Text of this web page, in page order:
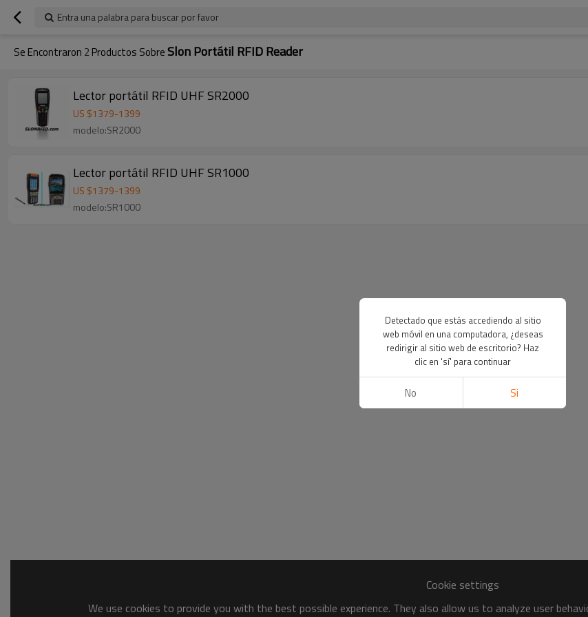
Entra una palabra para buscar por favor
Se Encontraron 2 Productos SobreSlon Portátil RFID Reader
Lector portátil RFID UHF SR2000
US $1379-1399
modelo:SR2000
Lector portátil RFID UHF SR1000
US $1379-1399
modelo:SR1000
Cookie settings
We use cookies to provide you with the best possible experience. They also allow us to analyze user
Detectado que estás accediendo al sitio
web móvil en una computadora, ¿deseas
redirigir al sitio web de escritorio? Haz
clic en 'sí' para continuar
No Si